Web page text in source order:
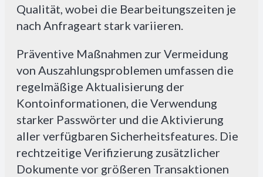
Qualität, wobei die Bearbeitungszeiten je
nach Anfrageart stark variieren.
Präventive Maßnahmen zur Vermeidung
von Auszahlungsproblemen umfassen die
regelmäßige Aktualisierung der
Kontoinformationen, die Verwendung
starker Passwörter und die Aktivierung
aller verfügbaren Sicherheitsfeatures. Die
rechtzeitige Verifizierung zusätzlicher
Dokumente vor größeren Transaktionen